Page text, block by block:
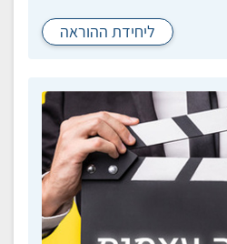
ליחידת ההוראה